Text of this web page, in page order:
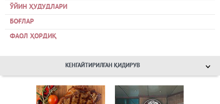
ЎЙИН ҲУДУДЛАРИ
БОҒЛАР
ФАОЛ ҲОРДИҚ
КЕНГАЙТИРИЛГАН ҚИДИРУВ